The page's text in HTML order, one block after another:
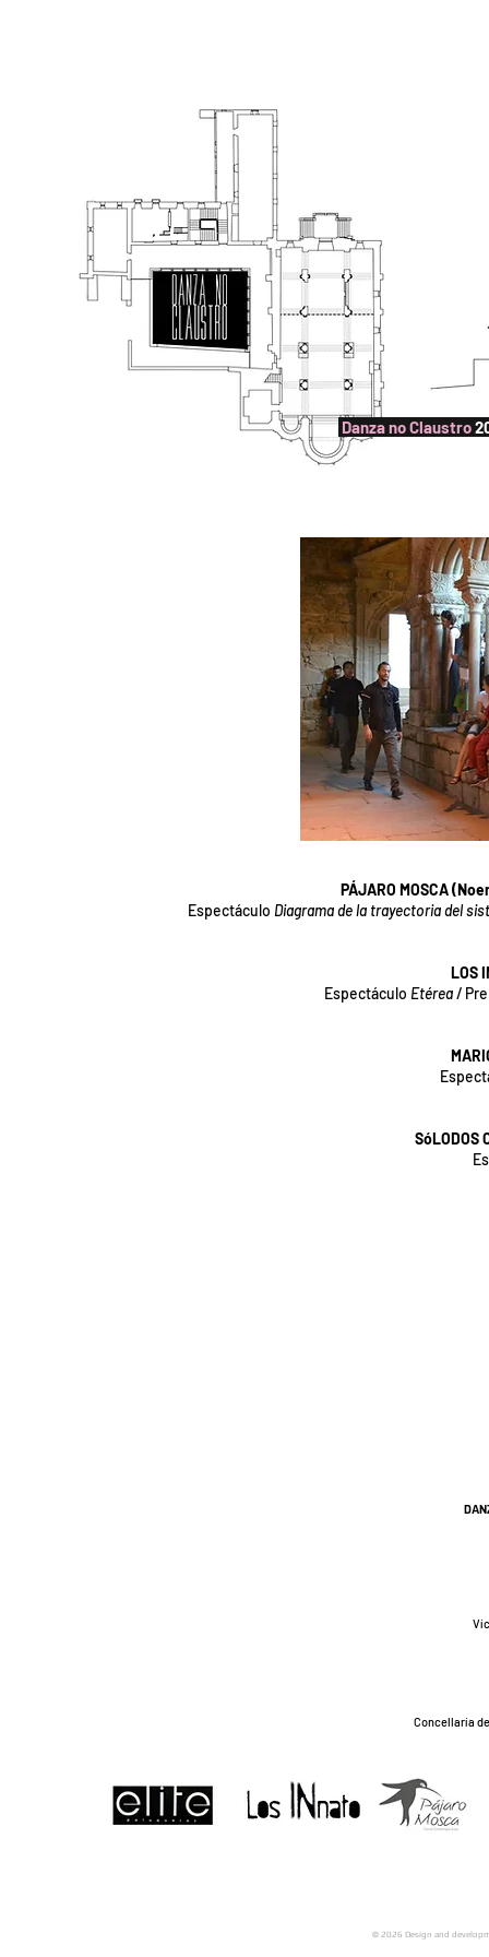
Danza no Claustro
PÁJARO MOSCA
Espectáculo Diagrama de la trayectoria del
LOS
Espectáculo Etérea/
​SóLODOS
Concellaría
© 2026 Design and